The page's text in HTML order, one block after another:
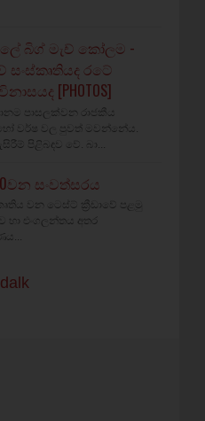
බිග් මැච් කෝලම -
සංස්කෘතියද රටේ
[PHOTOS]
පාසලක්වන රාජකීය
වර්ෂ වල පුවත් මවන්නේය.
පිළිබඳව වේ. බා...
සංවත්සරය
වන ටෙස්ට් ක්‍රීඩාවේ පළමු
හා එංගලන්තය අතර